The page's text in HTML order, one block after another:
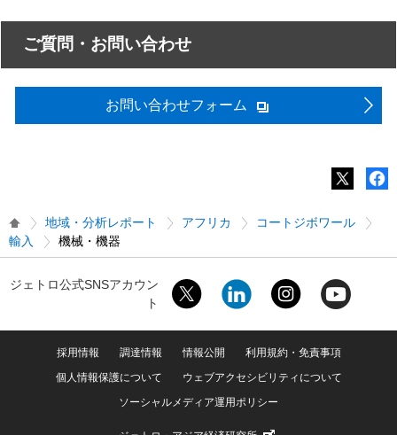
ご質問・お問い合わせ
お問い合わせフォーム
地域・分析レポート アフリカ
コートジボワール
輸入
機械・機器
ジェトロ公式SNSアカウン
ト
採用情報 調達情報 情報公開
利用規約・免責事項
個人情報保護について
ウェブアクセシビリティについて
ソーシャルメディア運用ポリシー